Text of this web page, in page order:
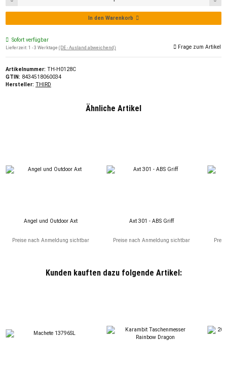
In den Warenkorb
Sofort verfügbar
Lieferzeit: 1 - 3 Werktage (DE - Ausland abweichend) Frage zum Artikel
Artikelnummer: TH-H0128C
GTIN: 8434518060034
Hersteller: THIRD
Ähnliche Artikel
Angel und Outdoor Axt
Preise nach Anmeldung sichtbar
Axt 301 - ABS Griff
Preise nach Anmeldung sichtbar
Kunden kauften dazu folgende Artikel: